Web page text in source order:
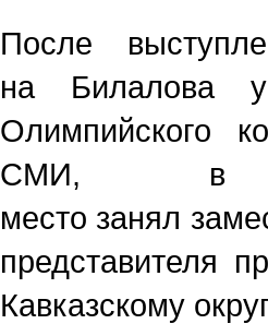
После
на Билалова
Олимпийского
СМИ, в
место занял
представителя
Кавказскому